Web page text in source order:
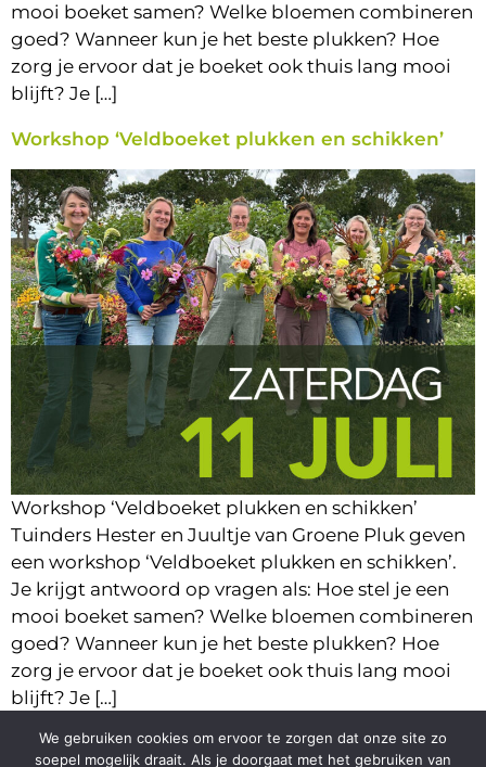
mooi boeket samen? Welke bloemen combineren
goed? Wanneer kun je het beste plukken? Hoe
zorg je ervoor dat je boeket ook thuis lang mooi
blijft? Je […]
Workshop ‘Veldboeket plukken en schikken’
Workshop ‘Veldboeket plukken en schikken’
Tuinders Hester en Juultje van Groene Pluk geven
een workshop ‘Veldboeket plukken en schikken’.
Je krijgt antwoord op vragen als: Hoe stel je een
mooi boeket samen? Welke bloemen combineren
goed? Wanneer kun je het beste plukken? Hoe
zorg je ervoor dat je boeket ook thuis lang mooi
blijft? Je […]
We gebruiken cookies om ervoor te zorgen dat onze site zo
soepel mogelijk draait. Als je doorgaat met het gebruiken van